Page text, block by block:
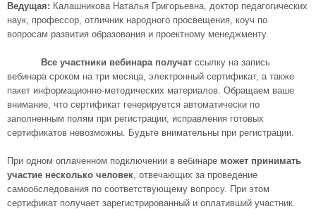
Ведущая: Калашникова Наталья Григорьевна, доктор педагогических
наук, профессор, отличник народного просвещения, коуч по
вопросам развития образования и проектному менеджменту.
Все участники вебинара получат ссылку на запись
вебинара сроком на три месяца, электронный сертификат, а также
пакет информационно-методических материалов. Обращаем ваше
внимание, что сертификат генерируется автоматически по
заполненным полям при регистрации, исправления готовых
сертификатов невозможны. Будьте внимательны при регистрации.
При одном оплаченном подключении в вебинаре может принимать
участие несколько человек, отвечающих за проведение
самообследования по соответствующему вопросу. При этом
сертификат получает зарегистрированный и оплативший участник.